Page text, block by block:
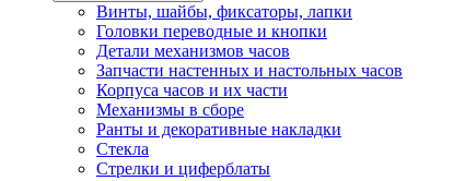
Винты, шайбы, фиксаторы, лапки
Головки переводные и кнопки
Детали механизмов часов
Запчасти настенных и настольных часов
Корпуса часов и их части
Механизмы в сборе
Ранты и декоративные накладки
Стекла
Стрелки и циферблаты